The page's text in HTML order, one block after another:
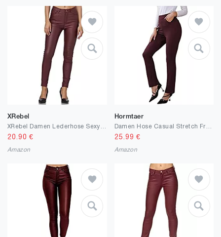
XRebel
20.90 €
Amazon
Hormtaer
Damen Hose Casual Stretch Freizeithose High Waist Straight Yoga Hose Elegante Hosen Sporthosen mit Taschen
25.99 €
Amazon